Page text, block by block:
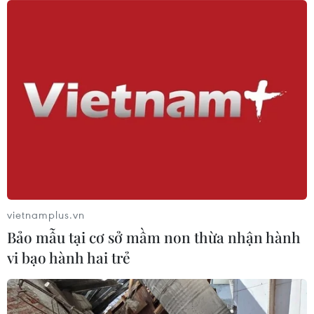
ứng của Mỹ bị buộc tội khinh thường
Quốc hội
Mỹ: Lãi suất thế chấp tăng lên mức
cao nhất kể từ tháng Bảy năm ngoái
07/08/2026 00:05
vietnamplus.vn
Bảo mẫu tại cơ sở mầm non thừa nhận hành
vi bạo hành hai trẻ